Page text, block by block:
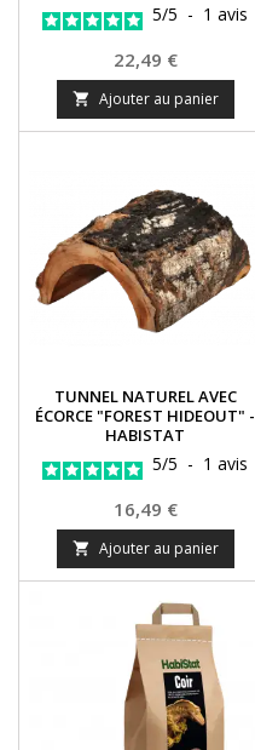
5/5 - 1 avis
Prix
22,49 €
 Ajouter au panier
TUNNEL NATUREL AVEC
ÉCORCE "FOREST HIDEOUT" -
HABISTAT
5/5 - 1 avis
Prix
16,49 €
 Ajouter au panier